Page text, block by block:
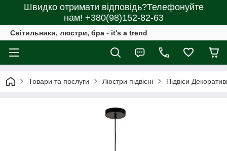
Швидко отримати відповідь?Телефонуйте
нам! +380(98)152-82-63
Світильники, люстри, бра - it's a trend
Товари та послуги Люстри підвісні Підвіси